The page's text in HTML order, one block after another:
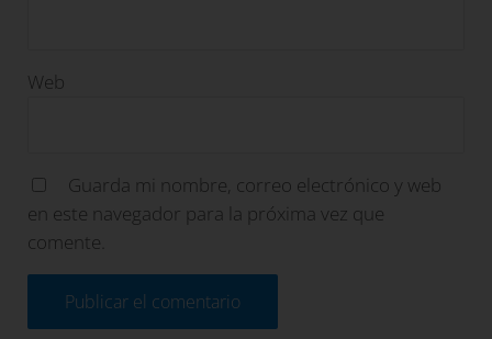
Web
Guarda mi nombre, correo electrónico y web
en este navegador para la próxima vez que
comente.